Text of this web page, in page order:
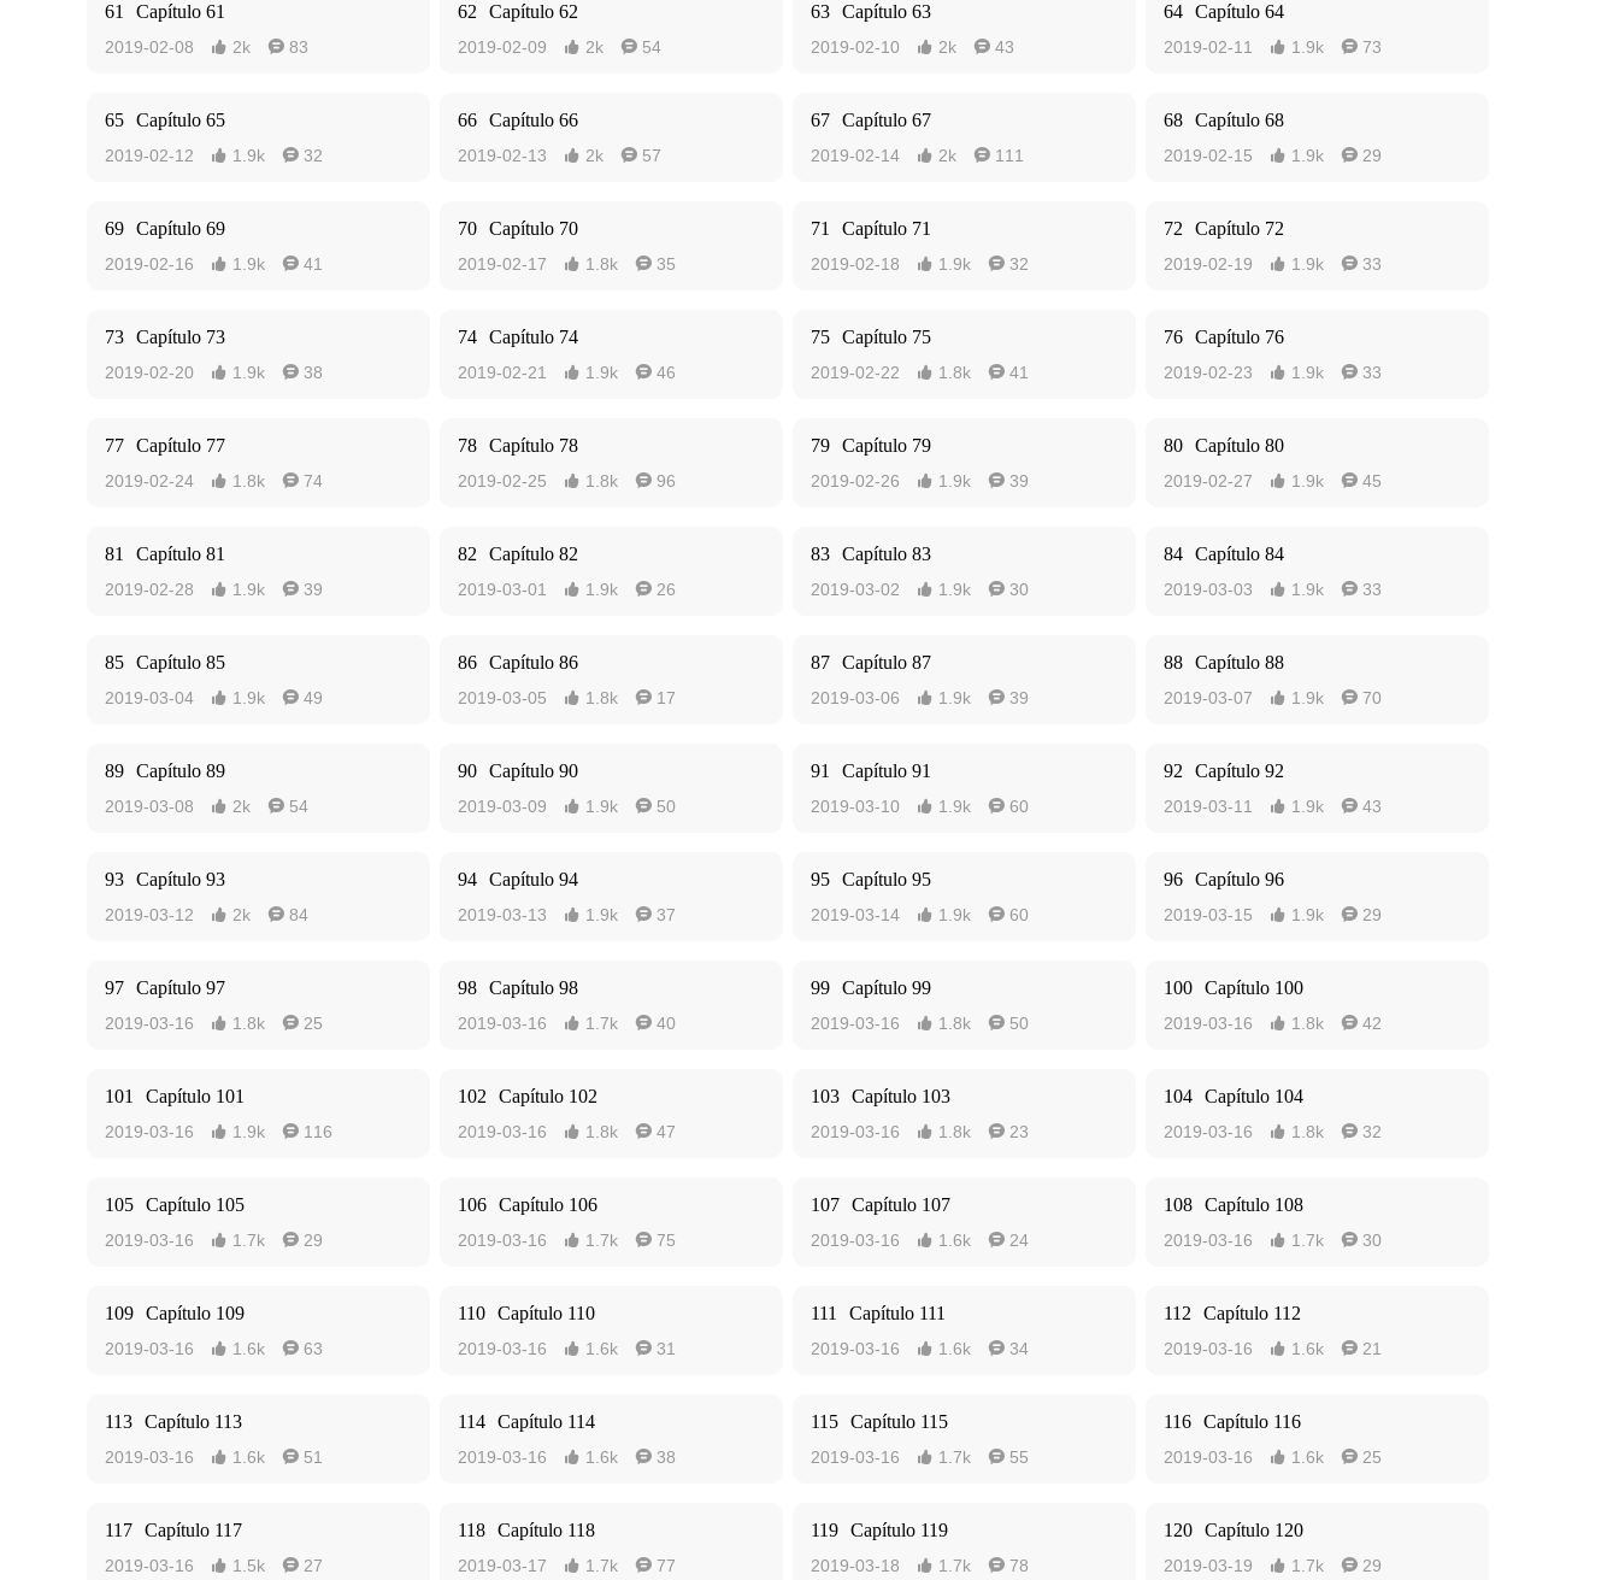
61 Capítulo 61
2019-02-08  2k  83
62 Capítulo 62
2019-02-09  2k  54
63 Capítulo 63
2019-02-10  2k  43
64 Capítulo 64
2019-02-11  1.9k  73
65 Capítulo 65
2019-02-12  1.9k  32
66 Capítulo 66
2019-02-13  2k  57
67 Capítulo 67
2019-02-14  2k  111
68 Capítulo 68
2019-02-15  1.9k  29
69 Capítulo 69
2019-02-16  1.9k  41
70 Capítulo 70
2019-02-17  1.8k  35
71 Capítulo 71
2019-02-18  1.9k  32
72 Capítulo 72
2019-02-19  1.9k  33
73 Capítulo 73
2019-02-20  1.9k  38
74 Capítulo 74
2019-02-21  1.9k  46
75 Capítulo 75
2019-02-22  1.8k  41
76 Capítulo 76
2019-02-23  1.9k  33
77 Capítulo 77
2019-02-24  1.8k  74
78 Capítulo 78
2019-02-25  1.8k  96
79 Capítulo 79
2019-02-26  1.9k  39
80 Capítulo 80
2019-02-27  1.9k  45
81 Capítulo 81
2019-02-28  1.9k  39
82 Capítulo 82
2019-03-01  1.9k  26
83 Capítulo 83
2019-03-02  1.9k  30
84 Capítulo 84
2019-03-03  1.9k  33
85 Capítulo 85
2019-03-04  1.9k  49
86 Capítulo 86
2019-03-05  1.8k  17
87 Capítulo 87
2019-03-06  1.9k  39
88 Capítulo 88
2019-03-07  1.9k  70
89 Capítulo 89
2019-03-08  2k  54
90 Capítulo 90
2019-03-09  1.9k  50
91 Capítulo 91
2019-03-10  1.9k  60
92 Capítulo 92
2019-03-11  1.9k  43
93 Capítulo 93
2019-03-12  2k  84
94 Capítulo 94
2019-03-13  1.9k  37
95 Capítulo 95
2019-03-14  1.9k  60
96 Capítulo 96
2019-03-15  1.9k  29
97 Capítulo 97
2019-03-16  1.8k  25
98 Capítulo 98
2019-03-16  1.7k  40
99 Capítulo 99
2019-03-16  1.8k  50
100 Capítulo 100
2019-03-16  1.8k  42
101 Capítulo 101
2019-03-16  1.9k  116
102 Capítulo 102
2019-03-16  1.8k  47
103 Capítulo 103
2019-03-16  1.8k  23
104 Capítulo 104
2019-03-16  1.8k  32
105 Capítulo 105
2019-03-16  1.7k  29
106 Capítulo 106
2019-03-16  1.7k  75
107 Capítulo 107
2019-03-16  1.6k  24
108 Capítulo 108
2019-03-16  1.7k  30
109 Capítulo 109
2019-03-16  1.6k  63
110 Capítulo 110
2019-03-16  1.6k  31
111 Capítulo 111
2019-03-16  1.6k  34
112 Capítulo 112
2019-03-16  1.6k  21
113 Capítulo 113
2019-03-16  1.6k  51
114 Capítulo 114
2019-03-16  1.6k  38
115 Capítulo 115
2019-03-16  1.7k  55
116 Capítulo 116
2019-03-16  1.6k  25
117 Capítulo 117
2019-03-16  1.5k  27
118 Capítulo 118
2019-03-17  1.7k  77
119 Capítulo 119
2019-03-18  1.7k  78
120 Capítulo 120
2019-03-19  1.7k  29